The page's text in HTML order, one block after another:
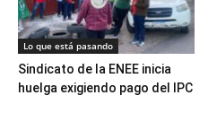
Lo que está pasando
Sindicato de la ENEE inicia
huelga exigiendo pago del IPC